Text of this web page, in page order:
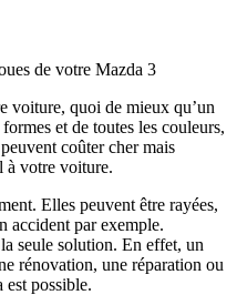
de votre Mazda 3
voiture, quoi de mieux qu’un
et de toutes les couleurs,
coûter cher mais
à votre voiture.
Elles peuvent être rayées,
accident par exemple.
seule solution. En effet, un
rénovation, une réparation ou
est possible.